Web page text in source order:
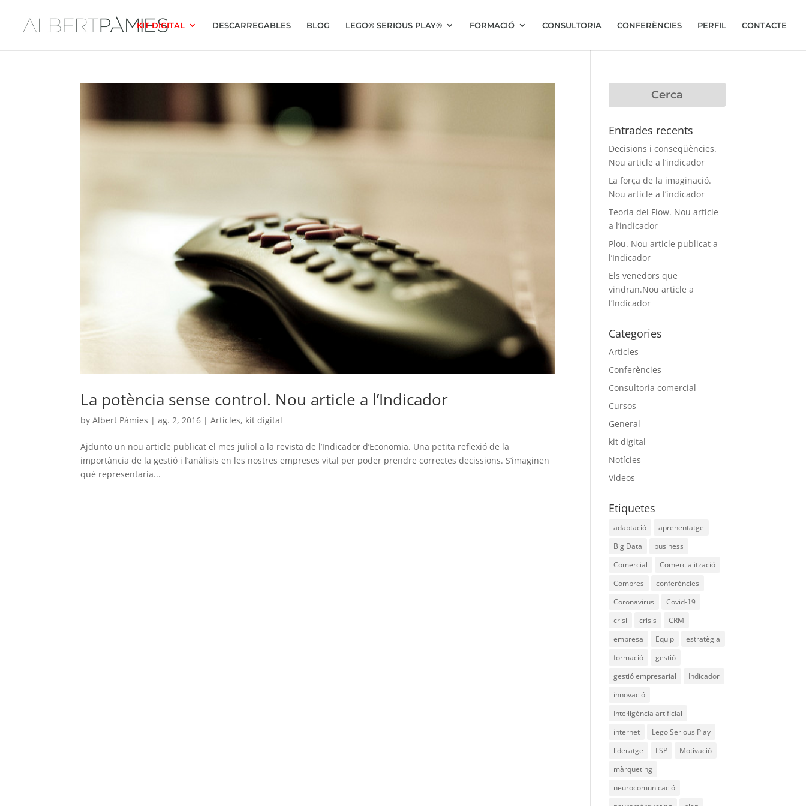
KIT DIGITAL DESCARREGABLES BLOG LEGO® SERIOUS PLAY® FORMACIÓ CONSULTORIA CONFERÈNCIES PERFIL CONTACTE
La potència sense control. Nou article a l’Indicador
byAlbert Pàmies |ag. 2, 2016 |Articles, kit digital
Ajdunto un nou article publicat el mes juliol a la revista de l’Indicador d’Economia. Una petita reflexió de la
importància de la gestió i l’anàlisis en les nostres empreses vital per poder prendre correctes decissions. S’imaginen
què representaria...
Entrades recents
Decisions i conseqüències.
Nou article a l’indicador
La força de la imaginació.
Nou article a l’indicador
Teoria del Flow. Nou article
a l’indicador
Plou. Nou article publicat a
l’Indicador
Els venedors que
vindran.Nou article a
l’Indicador
Categories
Articles
Conferències
Consultoria comercial
Cursos
General
kit digital
Notícies
Videos
Etiquetes
adaptació
aprenentatge
Big Data
business
Comercial
Comercialització
Compres
conferències
Coronavirus
Covid-19
crisi
crisis
CRM
empresa
Equip
estratègia
formació
gestió
gestió empresarial
Indicador
innovació
Intel·ligència artificial
internet
Lego Serious Play
lideratge
LSP
Motivació
màrqueting
neurocomunicació